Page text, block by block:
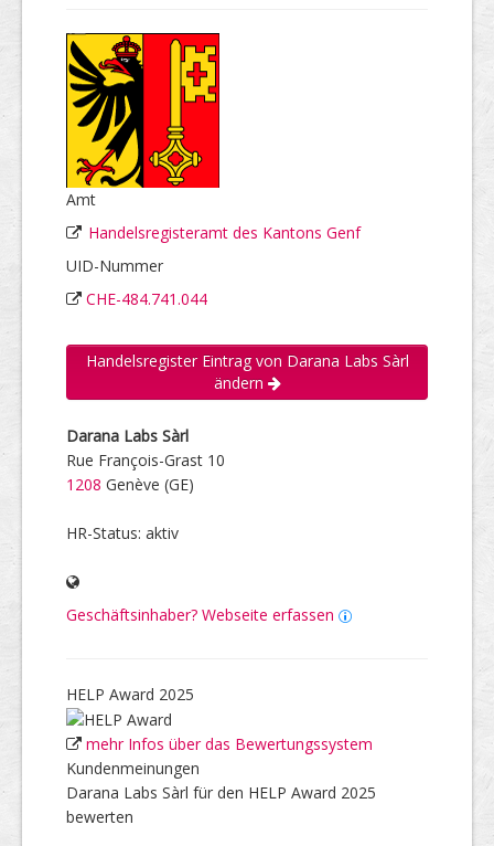
Amt
Handelsregisteramt des Kantons Genf
UID-Nummer
CHE-484.741.044
Handelsregister Eintrag von Darana Labs Sàrl
ändern
Darana Labs Sàrl
Rue François-Grast 10
1208 Genève (GE)
HR-Status: aktiv
Geschäftsinhaber? Webseite erfassen
HELP Award 2025
mehr Infos über das Bewertungssystem
Kundenmeinungen
Darana Labs Sàrl für den HELP Award 2025
bewerten